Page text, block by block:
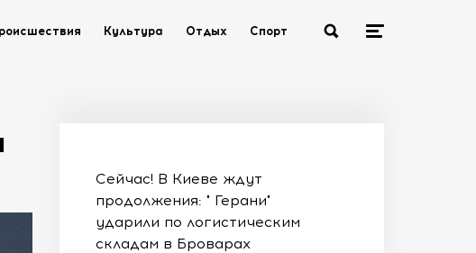
Культура Отдых Спорт
Сейчас! В Киеве ждут
продолжения: " Герани"
ударили по логистическим
складам в Броварах